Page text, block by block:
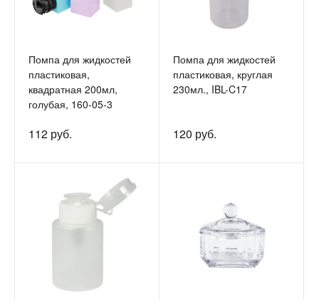
Помпа для жидкостей
пластиковая,
квадратная 200мл,
голубая, 160-05-3
112 руб.
Помпа для жидкостей
пластиковая, круглая
230мл., IBL-C17
120 руб.